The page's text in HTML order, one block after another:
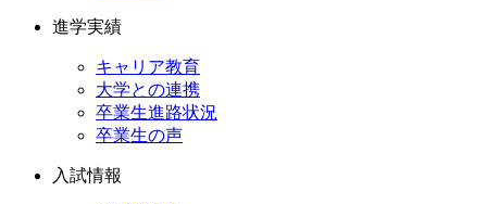
進学実績
キャリア教育
大学との連携
卒業生進路状況
卒業生の声
入試情報